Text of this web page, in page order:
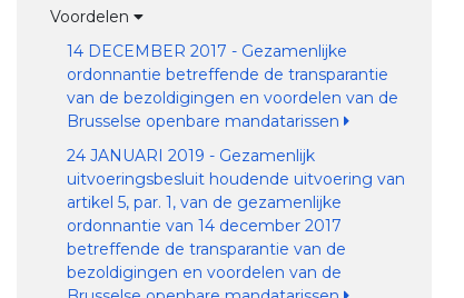
Voordelen
14 DECEMBER 2017 - Gezamenlijke
ordonnantie betreffende de transparantie
van de bezoldigingen en voordelen van de
Brusselse openbare mandatarissen
24 JANUARI 2019 - Gezamenlijk
uitvoeringsbesluit houdende uitvoering van
artikel 5, par. 1, van de gezamenlijke
ordonnantie van 14 december 2017
betreffende de transparantie van de
bezoldigingen en voordelen van de